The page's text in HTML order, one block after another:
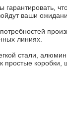
гарантировать,
ваши
линиях.
стали,